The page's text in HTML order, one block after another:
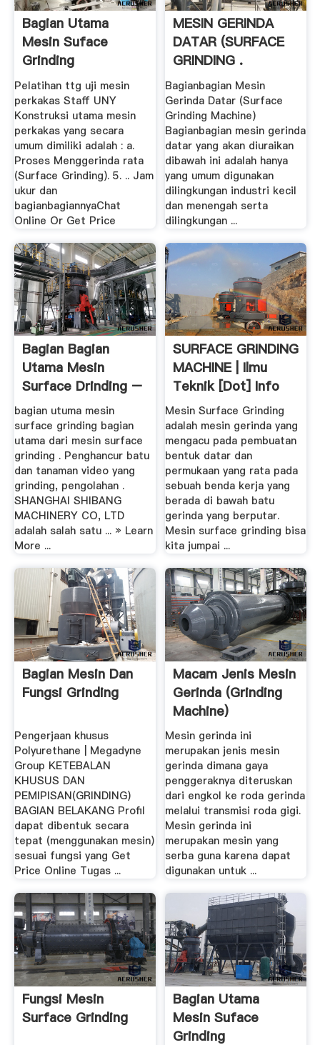
Bagian Utama
Mesin Suface
Grinding
Pelatihan ttg uji mesin
perkakas Staff UNY
Konstruksi utama mesin
perkakas yang secara
umum dimiliki adalah : a.
Proses Menggerinda rata
(Surface Grinding). 5. .. Jam
ukur dan
bagianbagiannyaChat
Online Or Get Price
MESIN GERINDA
DATAR (SURFACE
GRINDING .
Bagianbagian Mesin
Gerinda Datar (Surface
Grinding Machine)
Bagianbagian mesin gerinda
datar yang akan diuraikan
dibawah ini adalah hanya
yang umum digunakan
dilingkungan industri kecil
dan menengah serta
dilingkungan ...
Bagian Bagian
Utama Mesin
Surface Drinding –
Grinding .
bagian utuma mesin
surface grinding bagian
utama dari mesin surface
grinding . Penghancur batu
dan tanaman video yang
grinding, pengolahan .
SHANGHAI SHIBANG
MACHINERY CO, LTD
adalah salah satu ... » Learn
More ...
SURFACE GRINDING
MACHINE | Ilmu
Teknik [dot] Info
Mesin Surface Grinding
adalah mesin gerinda yang
mengacu pada pembuatan
bentuk datar dan
permukaan yang rata pada
sebuah benda kerja yang
berada di bawah batu
gerinda yang berputar.
Mesin surface grinding bisa
kita jumpai ...
Bagian Mesin Dan
Fungsi Grinding
Pengerjaan khusus
Polyurethane | Megadyne
Group KETEBALAN
KHUSUS DAN
PEMIPISAN(GRINDING)
BAGIAN BELAKANG Profil
dapat dibentuk secara
tepat (menggunakan mesin)
sesuai fungsi yang Get
Price Online Tugas ...
Macam Jenis Mesin
Gerinda (Grinding
Machine)
Mesin gerinda ini
merupakan jenis mesin
gerinda dimana gaya
penggeraknya diteruskan
dari engkol ke roda gerinda
melalui transmisi roda gigi.
Mesin gerinda ini
merupakan mesin yang
serba guna karena dapat
digunakan untuk ...
Fungsi Mesin
Surface Grinding
Bagian Utama
Mesin Suface
Grinding